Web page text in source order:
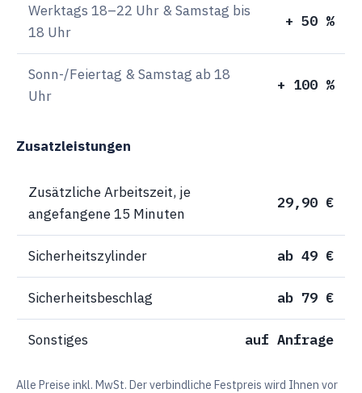
Werktags 18–22 Uhr & Samstag bis
18 Uhr
+ 50 %
Sonn-/Feiertag & Samstag ab 18
Uhr
+ 100 %
Zusatzleistungen
Zusätzliche Arbeitszeit, je
angefangene 15 Minuten
29,90 €
Sicherheitszylinder ab 49 €
Sicherheitsbeschlag ab 79 €
Sonstiges auf Anfrage
Alle Preise inkl. MwSt. Der verbindliche Festpreis wird Ihnen vor